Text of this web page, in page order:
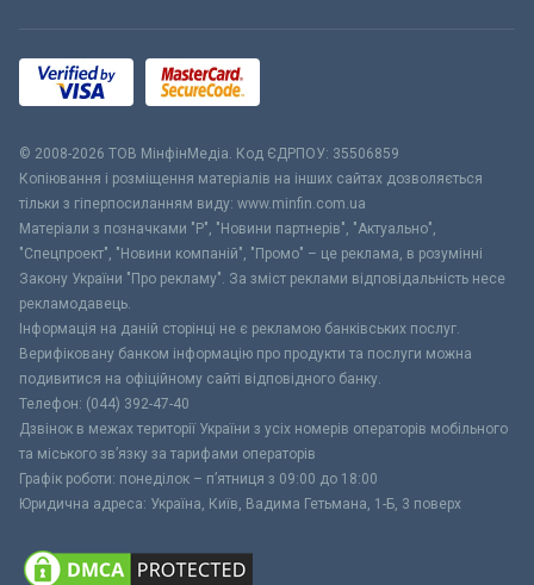
© 2008-2026 ТОВ МiнфiнМедiа. Код ЄДРПОУ: 35506859
Копіювання і розміщення матеріалів на інших сайтах дозволяється
тільки з гіперпосиланням виду: www.minfin.com.ua
Матеріали з позначками "Р", "Новини партнерів", "Актуально",
"Спецпроект", "Новини компаній", "Промо" – це реклама, в розумінні
Закону України "Про рекламу". За зміст реклами відповідальність несе
рекламодавець.
Інформація на даній сторінці не є рекламою банківських послуг.
Верифіковану банком інформацію про продукти та послуги можна
подивитися на офіційному сайті відповідного банку.
Телефон: (044) 392-47-40
Дзвінок в межах території України з усіх номерів операторів мобільного
та міського зв’язку за тарифами операторів
Графік роботи: понеділок – п’ятниця з 09:00 до 18:00
Юридична адреса: Україна, Київ, Вадима Гетьмана, 1-Б, 3 поверх